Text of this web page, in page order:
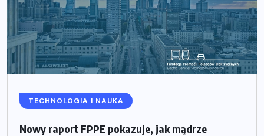
TECHNOLOGIA I NAUKA
Nowy raport FPPE pokazuje, jak mądrze